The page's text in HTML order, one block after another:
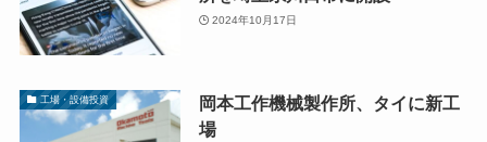
2024年10月17日
工場・設備投資
岡本工作機械製作所、タイに新工
場